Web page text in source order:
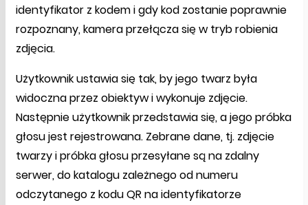
identyfikator z kodem i gdy kod zostanie poprawnie
rozpoznany, kamera przełącza się w tryb robienia
zdjęcia.
Użytkownik ustawia się tak, by jego twarz była
widoczna przez obiektyw i wykonuje zdjęcie.
Następnie użytkownik przedstawia się, a jego próbka
głosu jest rejestrowana. Zebrane dane, tj. zdjęcie
twarzy i próbka głosu przesyłane są na zdalny
serwer, do katalogu zależnego od numeru
odczytanego z kodu QR na identyfikatorze